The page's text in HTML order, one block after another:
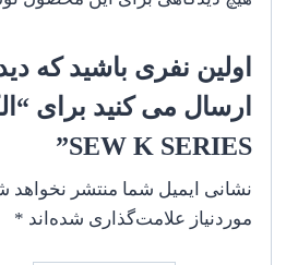
اولین نفری باشید که
ارسال می کنید برای
SEW K SERIES”
نشانی ایمیل شما منتشر نخواهد
موردنیاز علامت‌گذاری شده‌اند *